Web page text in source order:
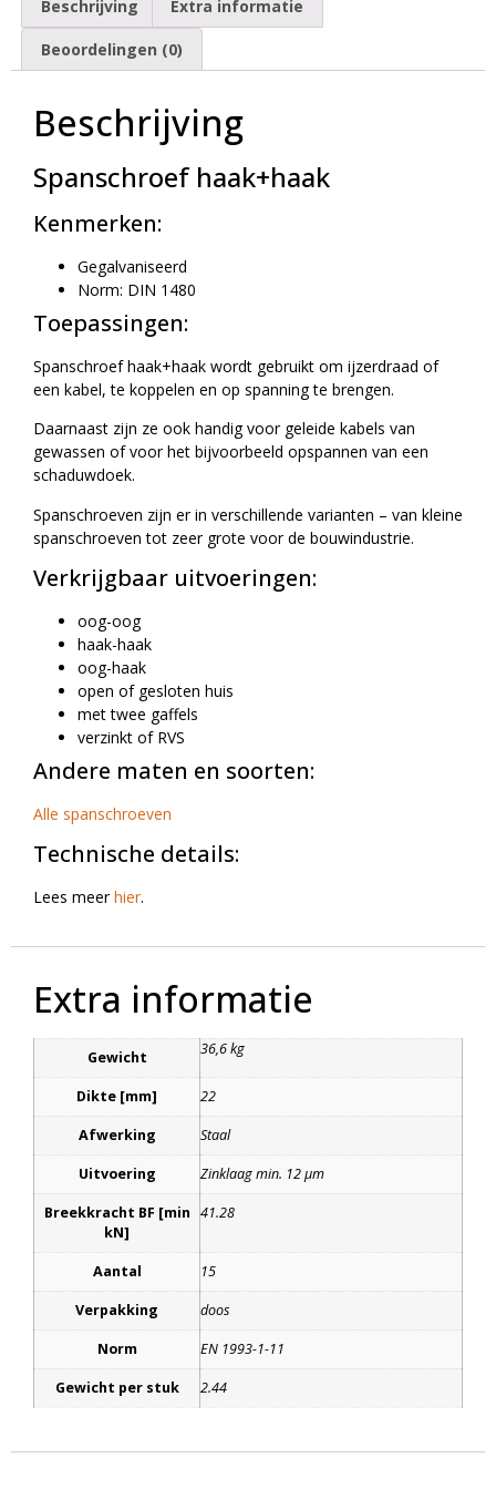
Beschrijving Extra informatie
Beoordelingen (0)
Beschrijving
Spanschroef haak+haak
Kenmerken:
Gegalvaniseerd
Norm: DIN 1480
Toepassingen:
Spanschroef haak+haak wordt gebruikt om ijzerdraad of
een kabel, te koppelen en op spanning te brengen.
Daarnaast zijn ze ook handig voor geleide kabels van
gewassen of voor het bijvoorbeeld opspannen van een
schaduwdoek.
Spanschroeven zijn er in verschillende varianten – van kleine
spanschroeven tot zeer grote voor de bouwindustrie.
Verkrijgbaar uitvoeringen:
oog-oog
haak-haak
oog-haak
open of gesloten huis
met twee gaffels
verzinkt of RVS
Andere maten en soorten:
Alle spanschroeven
Technische details:
Lees meerhier.
Extra informatie
Gewicht 36,6 kg
Dikte [mm] 22
Afwerking Staal
Uitvoering Zinklaag min. 12 μm
Breekkracht BF [min
kN]
41.28
Aantal 15
Verpakking doos
Norm EN 1993-1-11
Gewicht per stuk 2.44